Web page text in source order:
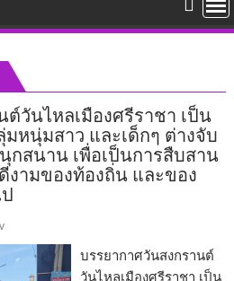
วันไหลเมืองศรีราชา เป็น
หนุ่มสาว และเด็กๆ ต่างจับ
กสนาน เพื่อเป็นการสืบสาน
ามของท้องถิ่น และของ
บรรยากาศวันสงกรานต์
วันไหลเมืองศรีราชา เป็น